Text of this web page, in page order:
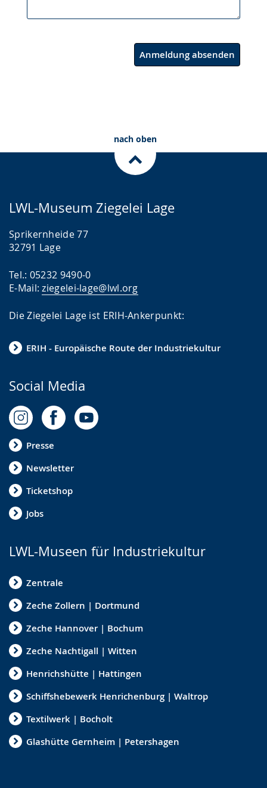
Anmeldung absenden
nach oben
LWL-Museum Ziegelei Lage
Sprikernheide 77
32791 Lage
Tel.: 05232 9490-0
E-Mail:ziegelei-lage@lwl.org
Die Ziegelei Lage ist ERIH-Ankerpunkt:
ERIH - Europäische Route der Industriekultur
Social Media
Presse
Newsletter
Ticketshop
Jobs
LWL-Museen für Industriekultur
Zentrale
Zeche Zollern | Dortmund
Zeche Hannover | Bochum
Zeche Nachtigall | Witten
Henrichshütte | Hattingen
Schiffshebewerk Henrichenburg | Waltrop
Textilwerk | Bocholt
Glashütte Gernheim | Petershagen